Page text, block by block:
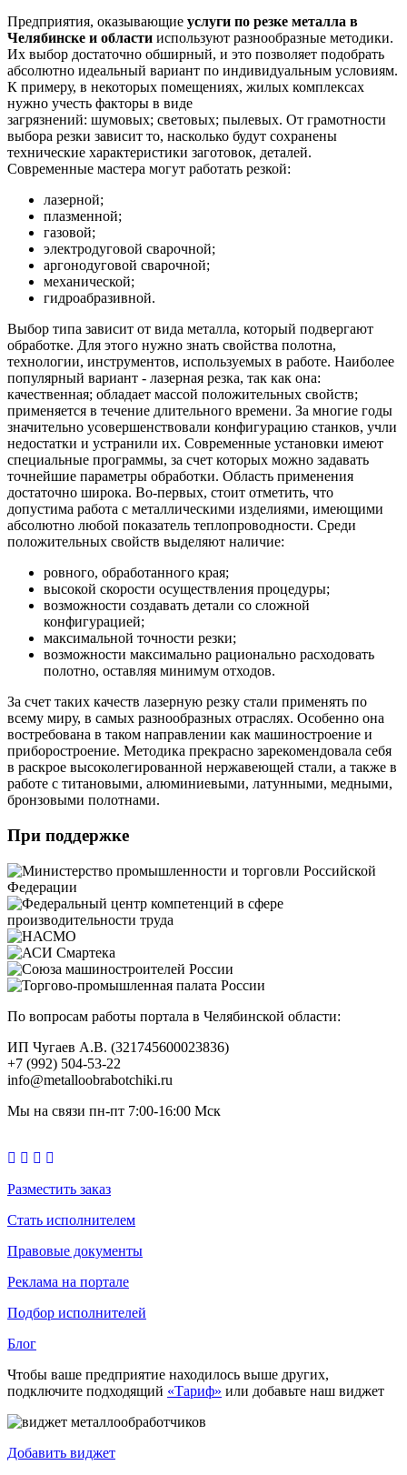
Предприятия, оказывающие услуги по резке металла в
Челябинске и области используют разнообразные методики.
Их выбор достаточно обширный, и это позволяет подобрать
абсолютно идеальный вариант по индивидуальным условиям.
К примеру, в некоторых помещениях, жилых комплексах
нужно учесть факторы в виде
загрязнений: шумовых; световых; пылевых. От грамотности
выбора резки зависит то, насколько будут сохранены
технические характеристики заготовок, деталей.
Современные мастера могут работать резкой:
лазерной;
плазменной;
газовой;
электродуговой сварочной;
аргонодуговой сварочной;
механической;
гидроабразивной.
Выбор типа зависит от вида металла, который подвергают
обработке. Для этого нужно знать свойства полотна,
технологии, инструментов, используемых в работе. Наиболее
популярный вариант - лазерная резка, так как она:
качественная; обладает массой положительных свойств;
применяется в течение длительного времени. За многие годы
значительно усовершенствовали конфигурацию станков, учли
недостатки и устранили их. Современные установки имеют
специальные программы, за счет которых можно задавать
точнейшие параметры обработки. Область применения
достаточно широка. Во-первых, стоит отметить, что
допустима работа с металлическими изделиями, имеющими
абсолютно любой показатель теплопроводности. Среди
положительных свойств выделяют наличие:
ровного, обработанного края;
высокой скорости осуществления процедуры;
возможности создавать детали со сложной
конфигурацией;
максимальной точности резки;
возможности максимально рационально расходовать
полотно, оставляя минимум отходов.
За счет таких качеств лазерную резку стали применять по
всему миру, в самых разнообразных отраслях. Особенно она
востребована в таком направлении как машиностроение и
приборостроение. Методика прекрасно зарекомендовала себя
в раскрое высоколегированной нержавеющей стали, а также в
работе с титановыми, алюминиевыми, латунными, медными,
бронзовыми полотнами.
При поддержке
По вопросам работы портала в Челябинской области:
ИП Чугаев А.В. (321745600023836)
+7 (992) 504-53-22
info@metalloobrabotchiki.ru
Мы на связи пн-пт 7:00-16:00 Мск
Разместить заказ
Стать исполнителем
Правовые документы
Реклама на портале
Подбор исполнителей
Блог
Чтобы ваше предприятие находилось выше других,
подключите подходящий «Тариф» или добавьте наш виджет
Добавить виджет